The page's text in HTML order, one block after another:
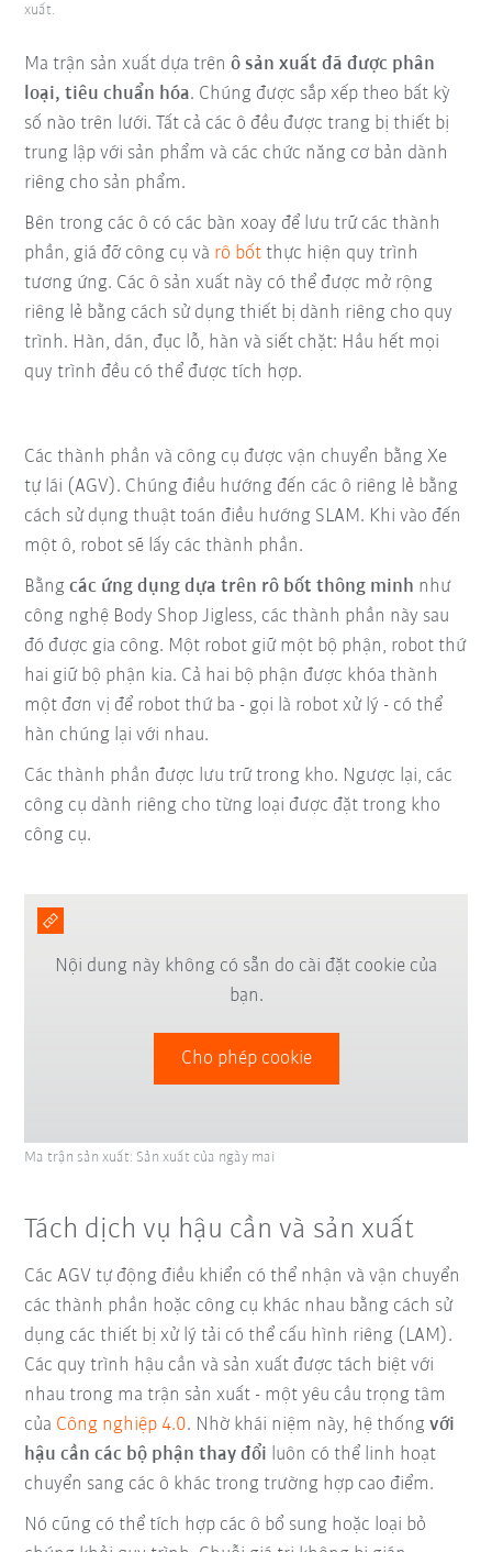
Ma trận sản xuất dựa trênô sản xuất đã được phân
loại, tiêu chuẩn hóa. Chúng được sắp xếp theo bất kỳ
số nào trên lưới. Tất cả các ô đều được trang bị thiết bị
trung lập với sản phẩm và các chức năng cơ bản dành
riêng cho sản phẩm.
Bên trong các ô có các bàn xoay để lưu trữ các thành
phần, giá đỡ công cụ và rô bốt thực hiện quy trình
tương ứng. Các ô sản xuất này có thể được mở rộng
riêng lẻ bằng cách sử dụng thiết bị dành riêng cho quy
trình. Hàn, dán, đục lỗ, hàn và siết chặt: Hầu hết mọi
quy trình đều có thể được tích hợp.
xuất.
Các thành phần và công cụ được vận chuyển bằng Xe
tự lái (AGV). Chúng điều hướng đến các ô riêng lẻ bằng
cách sử dụng thuật toán điều hướng SLAM. Khi vào đến
một ô, robot sẽ lấy các thành phần.
Bằngcác ứng dụng dựa trên rô bốt thông minh như
công nghệ Body Shop Jigless, các thành phần này sau
đó được gia công. Một robot giữ một bộ phận, robot thứ
hai giữ bộ phận kia. Cả hai bộ phận được khóa thành
một đơn vị để robot thứ ba - gọi là robot xử lý - có thể
hàn chúng lại với nhau.
Các thành phần được lưu trữ trong kho. Ngược lại, các
công cụ dành riêng cho từng loại được đặt trong kho
công cụ.
Nội dung này không có sẵn do cài đặt cookie của
bạn.
Cho phép cookie
Ma trận sản xuất: Sản xuất của ngày mai
Tách dịch vụ hậu cần và sản xuất
Các AGV tự động điều khiển có thể nhận và vận chuyển
các thành phần hoặc công cụ khác nhau bằng cách sử
dụng các thiết bị xử lý tải có thể cấu hình riêng (LAM).
Các quy trình hậu cần và sản xuất được tách biệt với
nhau trong ma trận sản xuất - một yêu cầu trọng tâm
của Công nghiệp 4.0. Nhờ khái niệm này, hệ thốngvới
hậu cần các bộ phận thay đổi luôn có thể linh hoạt
chuyển sang các ô khác trong trường hợp cao điểm.
Nó cũng có thể tích hợp các ô bổ sung hoặc loại bỏ